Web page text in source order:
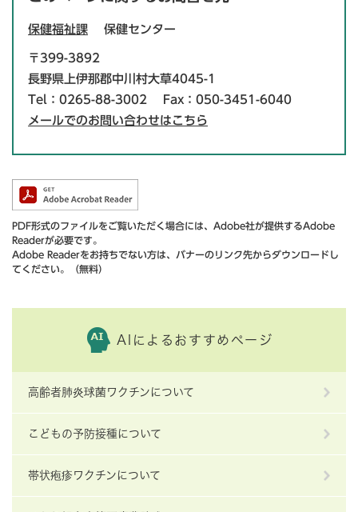
保健福祉課 保健センター
〒399-3892
長野県上伊那郡中川村大草4045-1
Tel：0265-88-3002
Fax：050-3451-6040
メールでのお問い合わせはこちら
PDF形式のファイルをご覧いただく場合には、Adobe社が提供するAdobe
Readerが必要です。
Adobe Readerをお持ちでない方は、バナーのリンク先からダウンロードし
てください。（無料）
AIによるおすすめページ
高齢者肺炎球菌ワクチンについて
こどもの予防接種について
帯状疱疹ワクチンについて